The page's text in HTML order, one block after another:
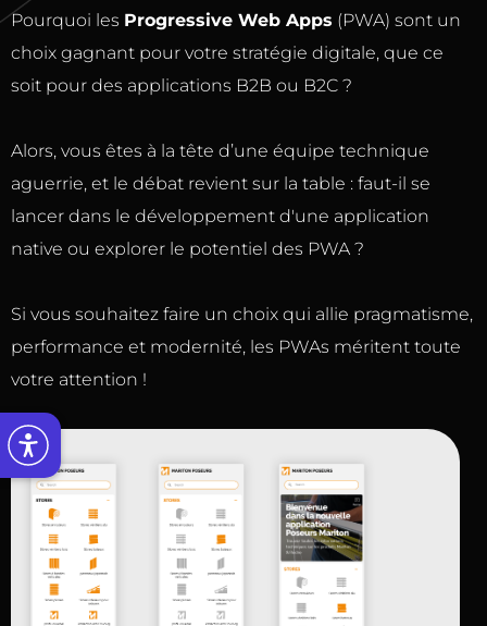
Pourquoi les Progressive Web Apps (PWA) sont un
choix gagnant pour votre stratégie digitale, que ce
soit pour des applications B2B ou B2C ?
Alors, vous êtes à la tête d’une équipe technique
aguerrie, et le débat revient sur la table : faut-il se
lancer dans le développement d'une application
native ou explorer le potentiel des PWA ?
Si vous souhaitez faire un choix qui allie pragmatisme,
performance et modernité, les PWAs méritent toute
votre attention !